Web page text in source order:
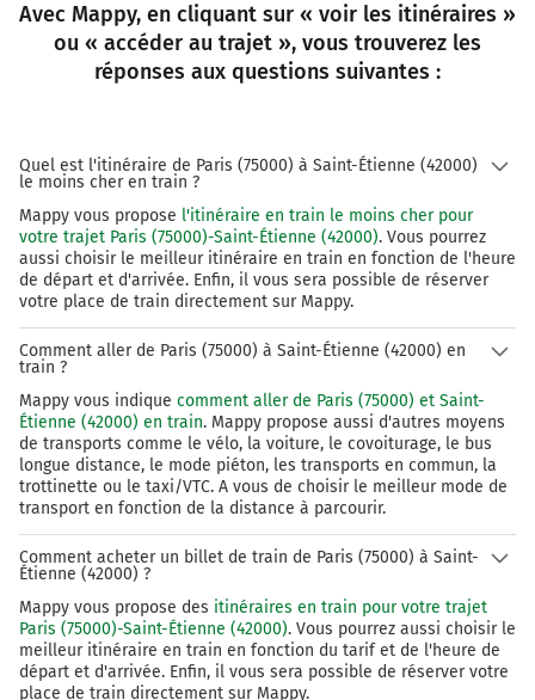
Avec Mappy, en cliquant sur « voir les itinéraires »
ou « accéder au trajet », vous trouverez les
réponses aux questions suivantes :
Quel est l'itinéraire de Paris (75000) à Saint-Étienne (42000)
le moins cher en train ?
Mappy vous propose l'itinéraire en train le moins cher pour
votre trajet Paris (75000)-Saint-Étienne (42000). Vous pourrez
aussi choisir le meilleur itinéraire en train en fonction de l'heure
de départ et d'arrivée. Enfin, il vous sera possible de réserver
votre place de train directement sur Mappy.
Comment aller de Paris (75000) à Saint-Étienne (42000) en
train ?
Mappy vous indique comment aller de Paris (75000) et Saint-
Étienne (42000) en train. Mappy propose aussi d'autres moyens
de transports comme le vélo, la voiture, le covoiturage, le bus
longue distance, le mode piéton, les transports en commun, la
trottinette ou le taxi/VTC. A vous de choisir le meilleur mode de
transport en fonction de la distance à parcourir.
Comment acheter un billet de train de Paris (75000) à Saint-
Étienne (42000) ?
Mappy vous propose des itinéraires en train pour votre trajet
Paris (75000)-Saint-Étienne (42000). Vous pourrez aussi choisir le
meilleur itinéraire en train en fonction du tarif et de l'heure de
départ et d'arrivée. Enfin, il vous sera possible de réserver votre
place de train directement sur Mappy.